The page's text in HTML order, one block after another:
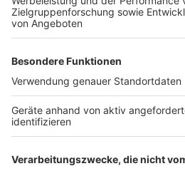
Weitere Themen von
Anzeige
Kölner Uni will zehn
Feuerwehr Bedburg
Unwetterfolgen: A4 nach